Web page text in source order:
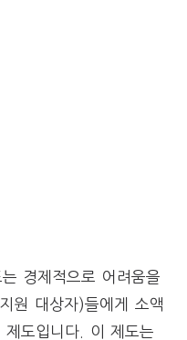
경제적으로 어려움을
원 대상자)들에게 소액
도입니다. 이 제도는